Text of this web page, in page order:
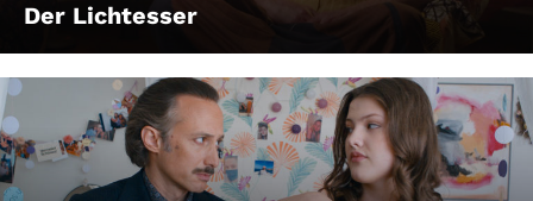
Der Lichtesser